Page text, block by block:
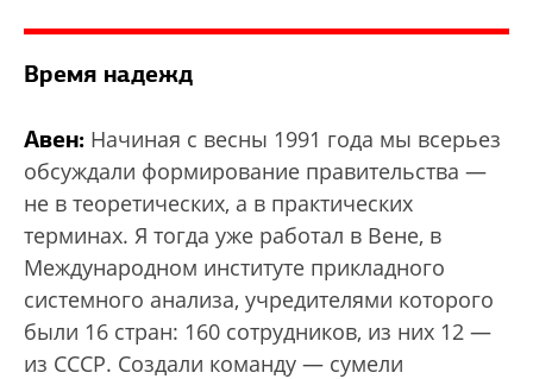
Время надежд
Авен: Начиная с весны 1991 года мы всерьез
обсуждали формирование правительства —
не в теоретических, а в практических
терминах. Я тогда уже работал в Вене, в
Международном институте прикладного
системного анализа, учредителями которого
были 16 стран: 160 сотрудников, из них 12 —
из СССР. Создали команду — сумели